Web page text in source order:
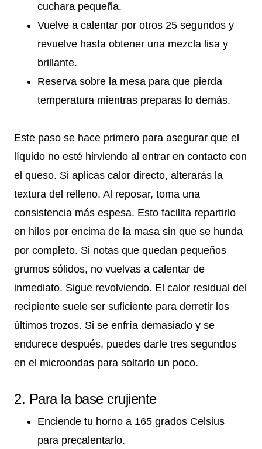
cuchara pequeña.
Vuelve a calentar por otros 25 segundos y
revuelve hasta obtener una mezcla lisa y
brillante.
Reserva sobre la mesa para que pierda
temperatura mientras preparas lo demás.
Este paso se hace primero para asegurar que el
líquido no esté hirviendo al entrar en contacto con
el queso. Si aplicas calor directo, alterarás la
textura del relleno. Al reposar, toma una
consistencia más espesa. Esto facilita repartirlo
en hilos por encima de la masa sin que se hunda
por completo. Si notas que quedan pequeños
grumos sólidos, no vuelvas a calentar de
inmediato. Sigue revolviendo. El calor residual del
recipiente suele ser suficiente para derretir los
últimos trozos. Si se enfría demasiado y se
endurece después, puedes darle tres segundos
en el microondas para soltarlo un poco.
2. Para la base crujiente
Enciende tu horno a 165 grados Celsius
para precalentarlo.